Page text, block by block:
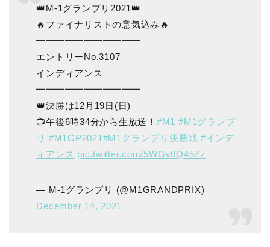
👑M-1グランプリ2021👑
🔥ファイナリストの意気込み🔥
━━━━━━━━━━━
エントリーNo.3107
インディアンス
━━━━━━━━━━━
👑決勝は12月19日(日)
📺午後6時34分から生放送！ #M1 #M1グランプ
リ #M1GP2021#M1グランプリ決勝戦 #インデ
ィアンス pic.twitter.com/5WGv0Q45Zz
— M-1グランプリ (@M1GRANDPRIX)
December 14, 2021